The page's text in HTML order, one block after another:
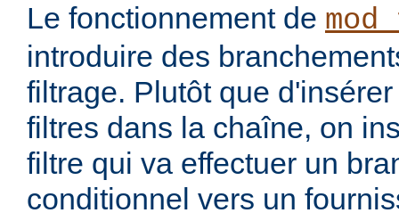
Le fonctionnement de
introduire des
filtrage. Plutôt que
filtres dans la chaîne, on
filtre qui va effectuer un
conditionnel vers un